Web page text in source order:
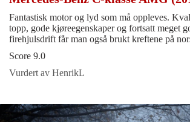
Fantastisk motor og lyd som må oppleves.
topp, gode kjøreegenskaper og fortsatt meget
firehjulsdrift får man også brukt kreftene på
Score 9.0
Vurdert av HenrikL